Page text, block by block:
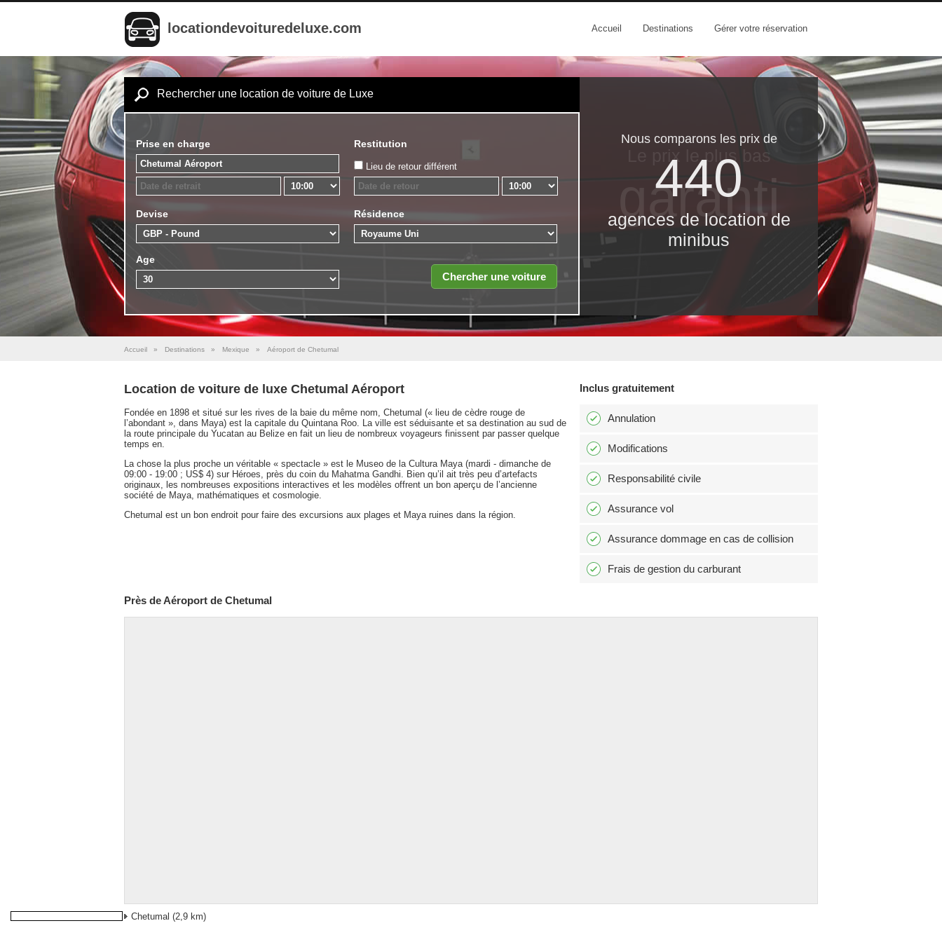
locationdevoituredeluxe.com Accueil Destinations Gérer votre réservation
Rechercher une location de voiture de Luxe
Prise en charge Restitution
Lieu de retour différent
Devise Résidence
Age
Nous comparons les prix de
440
agences de location de
minibus
Le prix le​ plus bas
garanti
Accueil » Destinations » Mexique » Aéroport de Chetumal
Location de voiture de luxe Chetumal Aéroport
Fondée en 1898 et situé sur les rives de la baie du même nom, Chetumal (« lieu de cèdre rouge de
l’abondant », dans Maya) est la capitale du Quintana Roo. La ville est séduisante et sa destination au sud de
la route principale du Yucatan au Belize en fait un lieu de nombreux voyageurs finissent par passer quelque
temps en.
La chose la plus proche un véritable « spectacle » est le Museo de la Cultura Maya (mardi - dimanche de
09:00 - 19:00 ; US$ 4) sur Héroes, près du coin du Mahatma Gandhi. Bien qu’il ait très peu d’artefacts
originaux, les nombreuses expositions interactives et les modèles offrent un bon aperçu de l’ancienne
société de Maya, mathématiques et cosmologie.
Chetumal est un bon endroit pour faire des excursions aux plages et Maya ruines dans la région.
Inclus gratuitement
Annulation
Modifications
Responsabilité civile
Assurance vol
Assurance dommage en cas de collision
Frais de gestion du carburant
Près de Aéroport de Chetumal
Chetumal (2,9 km)